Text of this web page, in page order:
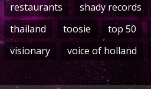
restaurants
shady records
thailand
toosie top 50
visionary
voice of holland